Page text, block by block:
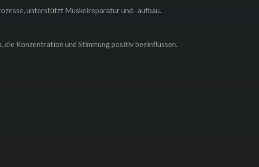
unterstützt Muskelreparatur und -aufbau.
die Konzentration und Stimmung positiv beeinflussen.